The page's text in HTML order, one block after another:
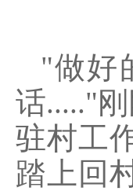
"做好
话....."
驻村工
踏上回